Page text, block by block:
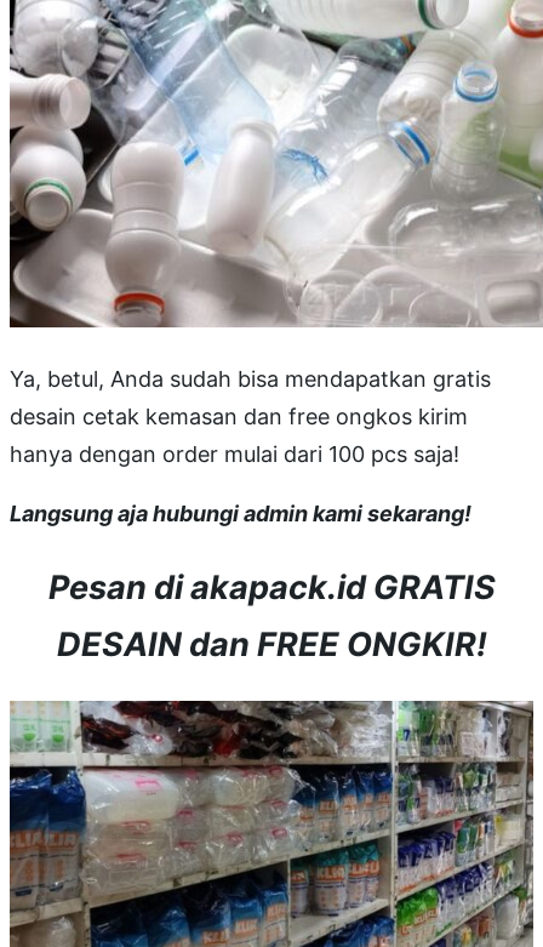
Ya, betul, Anda sudah bisa mendapatkan gratis
desain cetak kemasan dan free ongkos kirim
hanya dengan order mulai dari 100 pcs saja!
Langsung aja hubungi admin kami sekarang!
Pesan di akapack.id GRATIS
DESAIN dan FREE ONGKIR!